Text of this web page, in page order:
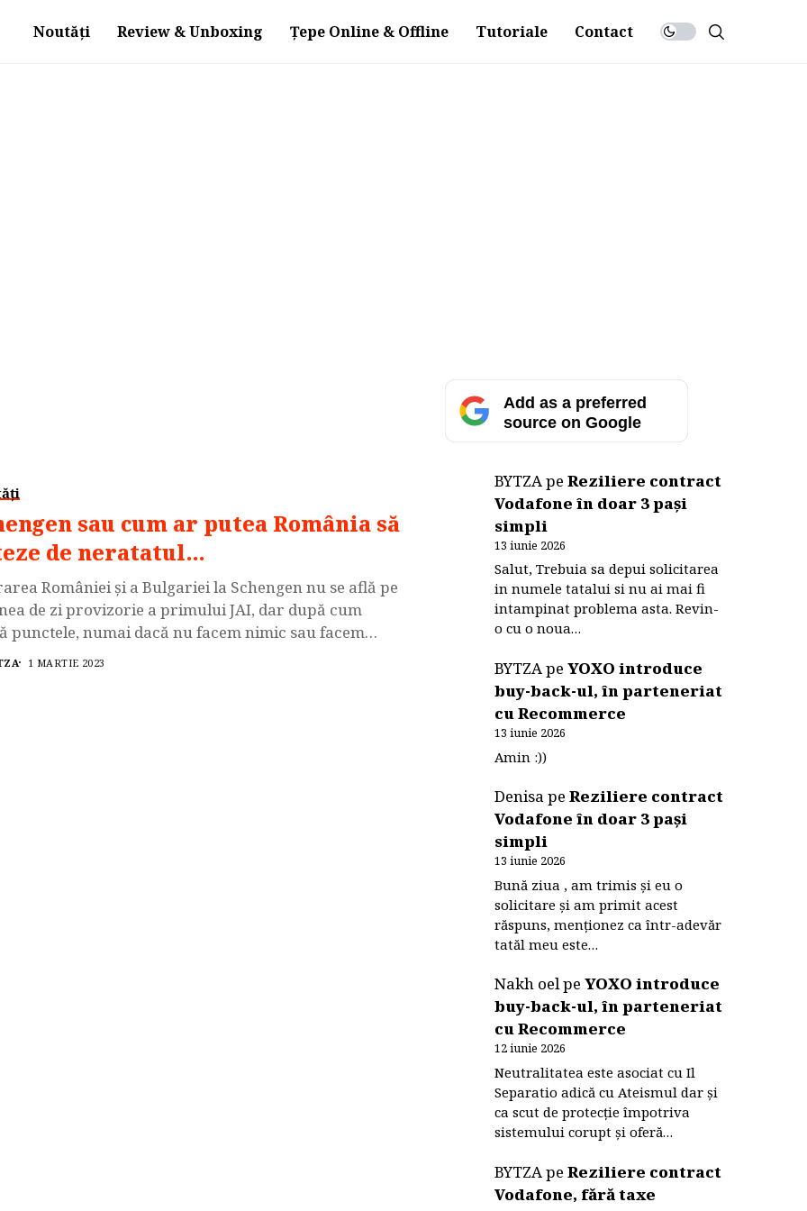
Noutăți Review & Unboxing Țepe Online & Offline Tutoriale Contact
sau cum ar putea România să
de neratatul…
României și a Bulgariei la Schengen nu se află pe
de zi provizorie a primului JAI, dar după cum
punctele, numai dacă nu facem nimic sau facem
1 MARTIE 2023
Add as a preferred
source on Google
BYTZApeReziliere contract
Vodafone în doar 3 pași
simpli
13 iunie 2026
Salut, Trebuia sa depui solicitarea
in numele tatalui si nu ai mai fi
intampinat problema asta. Revin-
o cu o noua…
BYTZApeYOXO introduce
buy-back-ul, în parteneriat
cu Recommerce
13 iunie 2026
Amin :))
DenisapeReziliere contract
Vodafone în doar 3 pași
simpli
13 iunie 2026
Bună ziua , am trimis și eu o
solicitare și am primit acest
răspuns, menționez ca într-adevăr
tatăl meu este…
Nakh oelpeYOXO introduce
buy-back-ul, în parteneriat
cu Recommerce
12 iunie 2026
Neutralitatea este asociat cu Il
Separatio adică cu Ateismul dar și
ca scut de protecție împotriva
sistemului corupt și oferă…
BYTZApeReziliere contract
Vodafone, fără taxe